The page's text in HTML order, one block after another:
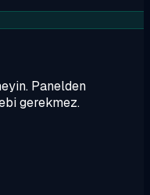
Panelden
gerekmez.